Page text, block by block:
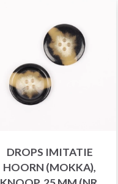
DROPS IMITATIE
HOORN (MOKKA),